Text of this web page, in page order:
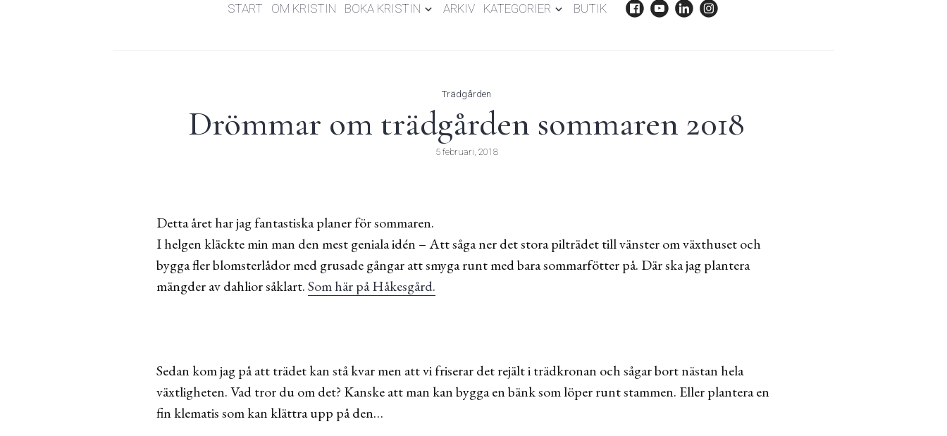
START OM KRISTIN BOKA KRISTIN ARKIV KATEGORIER BUTIK
Trädgården
Drömmar om trädgården sommaren 2018
5 februari, 2018
Detta året har jag fantastiska planer för sommaren.
I helgen kläckte min man den mest geniala idén – Att såga ner det stora pilträdet till vänster om växthuset och
bygga fler blomsterlådor med grusade gångar att smyga runt med bara sommarfötter på. Där ska jag plantera
mängder av dahlior såklart.Som här på Håkesgård.
Sedan kom jag på att trädet kan stå kvar men att vi friserar det rejält i trädkronan och sågar bort nästan hela
växtligheten. Vad tror du om det? Kanske att man kan bygga en bänk som löper runt stammen. Eller plantera en
fin klematis som kan klättra upp på den…